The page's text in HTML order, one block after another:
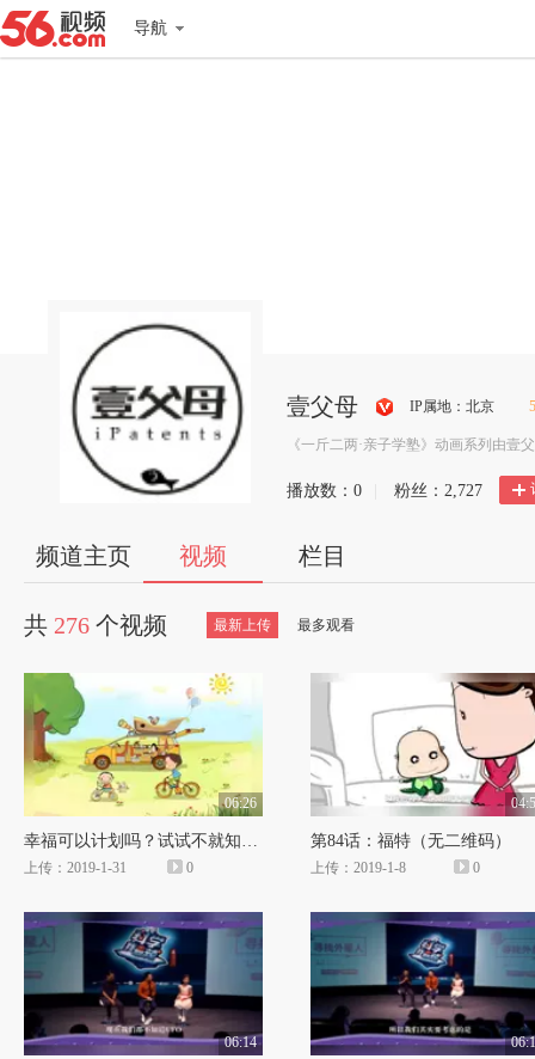
导航
壹父母
媒
体
人
IP属地：北京
《一斤二两·亲子学塾》动画系列由壹
播放数： 0 粉丝： 2,727
频道主页 视频 栏目
共 276 个视频 最新上传 最多观看
06:26
幸福可以计划吗？试试不就知道了
上传：2019-1-31 0
第84话：福特（无二维码）
上传：2019-1-8 0
06:14